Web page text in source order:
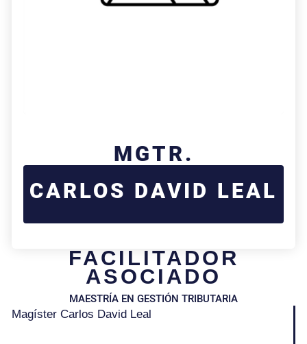
FACILITADOR
ASOCIADO
MAESTRÍA EN GESTIÓN TRIBUTARIA
Magíster Carlos David Leal
MGTR.
CARLOS DAVID LEAL